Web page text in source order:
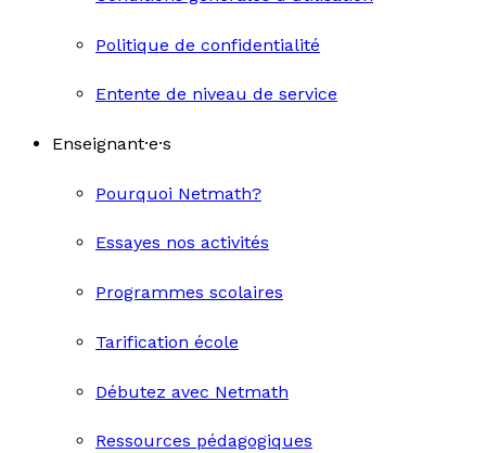
Politique de confidentialité
Entente de niveau de service
Enseignant·e·s
Pourquoi Netmath?
Essayes nos activités
Programmes scolaires
Tarification école
Débutez avec Netmath
Ressources pédagogiques